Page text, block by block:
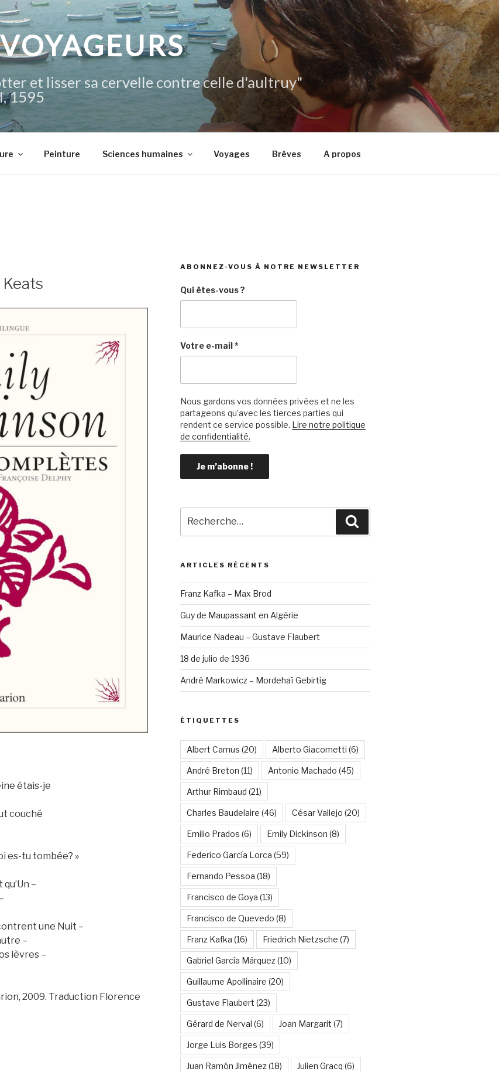
et lisser sa cervelle contre celle d'aultruy"
1595
Peinture Sciences humaines Voyages Brèves A propos
étais-je
couché
es-tu tombée? »
–
une Nuit –
–
lèvres –
2009. Traduction Florence
ABONNEZ-VOUS À NOTRE NEWSLETTER
Qui êtes-vous ?
Votre e-mail*
Nous gardons vos données privées et ne les
partageons qu’avec les tierces parties qui
rendent ce service possible. Lire notre politique
de confidentialité.
pour
:
ARTICLES RÉCENTS
Franz Kafka – Max Brod
Guy de Maupassant en Algérie
Maurice Nadeau – Gustave Flaubert
18 de julio de 1936
André Markowicz – Mordehaï Gebirtig
ÉTIQUETTES
Albert Camus (20) Alberto Giacometti (6)
André Breton (11) Antonio Machado (45)
Arthur Rimbaud (21)
Charles Baudelaire (46) César Vallejo (20)
Emilio Prados (6) Emily Dickinson (8)
Federico García Lorca (59)
Fernando Pessoa (18)
Francisco de Goya (13)
Francisco de Quevedo (8)
Franz Kafka (16) Friedrich Nietzsche (7)
Gabriel García Márquez(10)
Guillaume Apollinaire (20)
Gustave Flaubert (23)
Gérard de Nerval (6) Joan Margarit (7)
Jorge Luis Borges (39)
Juan Ramón Jiménez(18) Julien Gracq (6)